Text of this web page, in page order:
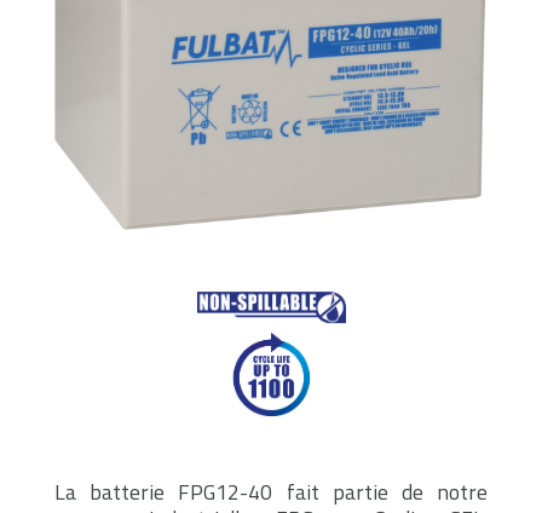
La batterie FPG12-40 fait partie de notre